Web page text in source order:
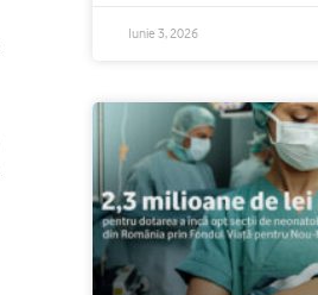
Iunie 3, 2026